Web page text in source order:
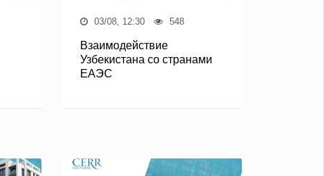
03/08, 12:30 548
Взаимодействие
Узбекистана со странами
ЕАЭС